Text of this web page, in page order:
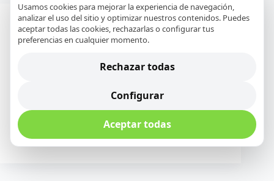
Buderus
Servicio Técnico y Reparación Buderus.
toda la provincia puede solicitar nuestro Servicio
Buderus. Nuestra empresa con más de 20 años de
experiencia, le ofrece un servicio profesional…
Daniel M. Navarro
23 abril, 2018
Usamos cookies para mejorar la experiencia de navegación,
analizar el uso del sitio y optimizar nuestros contenidos. Puedes
aceptar todas las cookies, rechazarlas o configurar tus
preferencias en cualquier momento.
Rechazar todas
Configurar
Aceptar todas